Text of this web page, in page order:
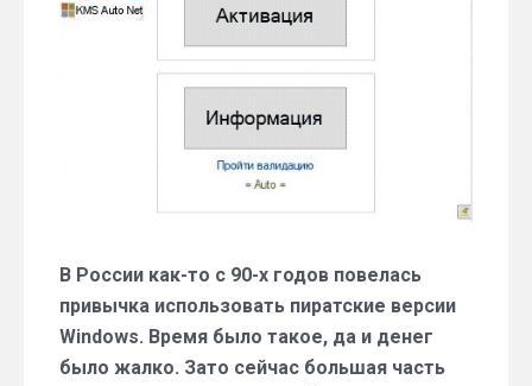
помощью
В России как-то с 90-х годов повелась
привычка использовать пиратские версии
Windows. Время было такое, да и денег
было жалко. Зато сейчас большая часть